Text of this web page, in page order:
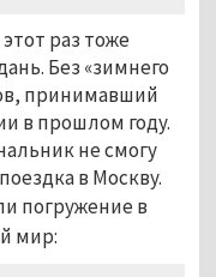
раз тоже
Без «зимнего
принимавший
в прошлом году.
не смогу
в Москву.
погружение в
мир: